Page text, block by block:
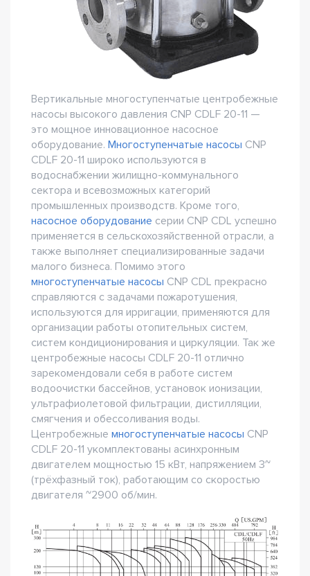
Вертикальные многоступенчатые центробежные
насосы высокого давления CNP CDLF 20-11 —
это мощное инновационное насосное
оборудование. Многоступенчатые насосы CNP
CDLF 20-11 широко используются в
водоснабжении жилищно-коммунального
сектора и всевозможных категорий
промышленных производств. Кроме того,
насосное оборудование серии CNP CDL успешно
применяется в сельскохозяйственной отрасли, а
также выполняет специализированные задачи
малого бизнеса. Помимо этого
многоступенчатые насосы CNP CDL прекрасно
справляются с задачами пожаротушения,
используются для ирригации, применяются для
организации работы отопительных систем,
систем кондиционирования и циркуляции. Так же
центробежные насосы CDLF 20-11 отлично
зарекомендовали себя в работе систем
водоочистки бассейнов, установок ионизации,
ультрафиолетовой фильтрации, дистилляции,
смягчения и обессоливания воды.
Центробежные многоступенчатые насосы CNP
CDLF 20-11 укомплектованы асинхронным
двигателем мощностью 15 кВт, напряжением 3~
(трёхфазный ток), работающим со скоростью
двигателя ~2900 об/мин.